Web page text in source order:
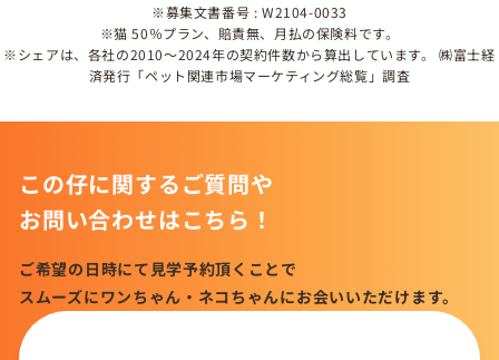
※募集文書番号 : W2104-0033
※猫 50％プラン、賠責無、月払の保険料です。
※シェアは、各社の2010～2024年の契約件数から算出しています。 ㈱富士経
済発行「ペット関連市場マーケティング総覧」調査
この仔に関するご質問や
お問い合わせはこちら！
ご希望の日時にて見学予約頂くことで
スムーズにワンちゃん・ネコちゃんにお会いいただけます。